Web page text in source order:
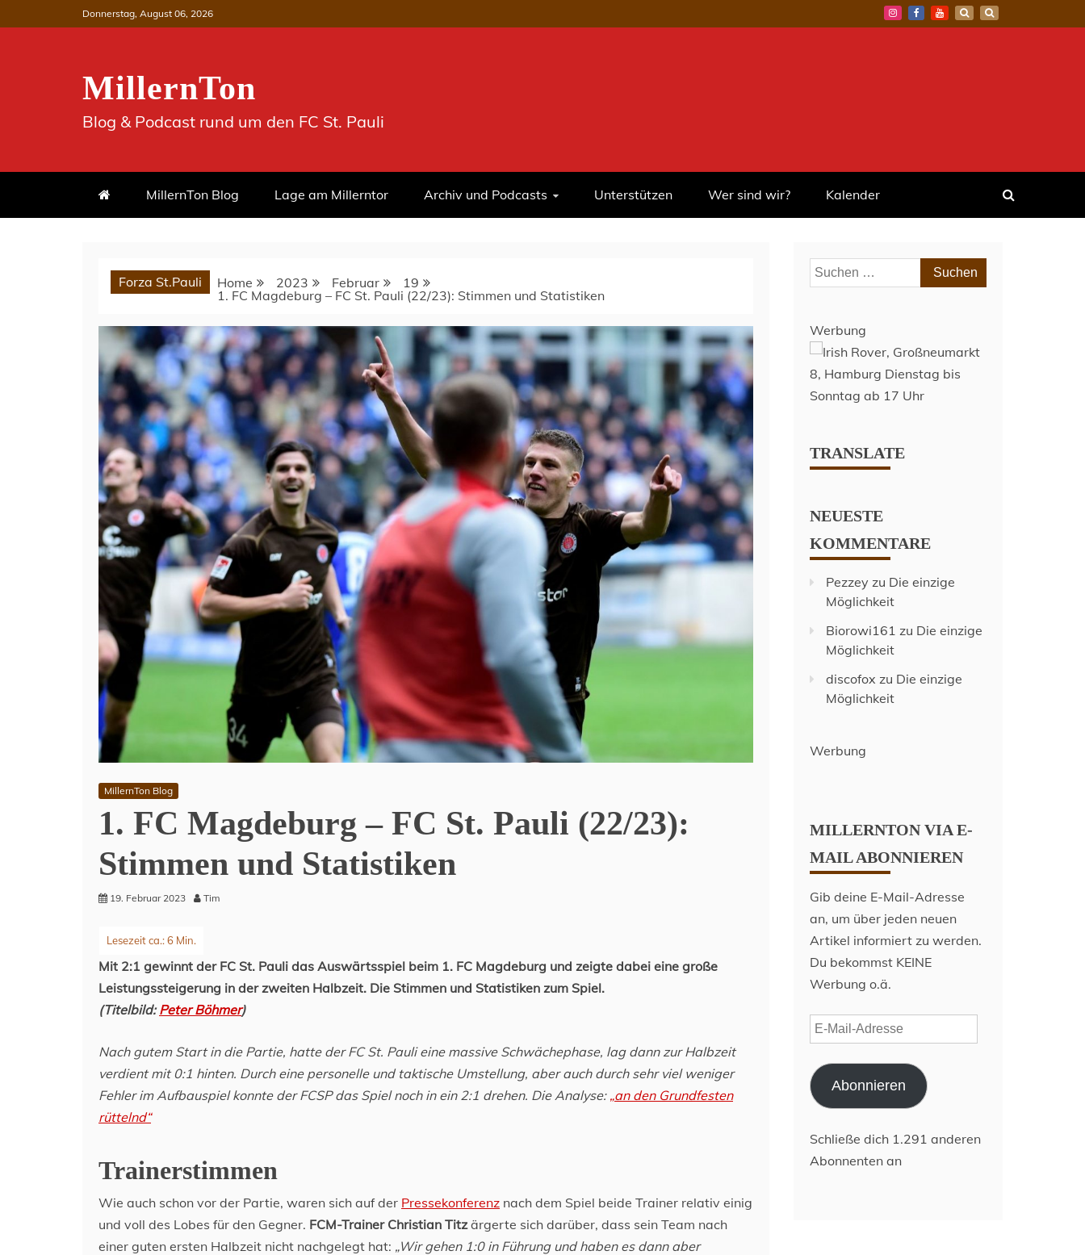
to
Donnerstag, August 06, 2026
MillernTon
Blog & Podcast rund um den FC St. Pauli
MillernTon Blog Lage am Millerntor Archiv und Podcasts Unterstützen Wer sind wir? Kalender
Forza St.Pauli Home 2023 Februar
19
1. FC Magdeburg – FC St. Pauli (22/23): Stimmen und Statistiken
MillernTon Blog
1. FC Magdeburg – FC St. Pauli (22/23):
Stimmen und Statistiken
19. Februar 2023 Tim
Mit 2:1 gewinnt der FC St. Pauli das Auswärtsspiel beim 1. FC Magdeburg und zeigte dabei eine große
Leistungssteigerung in der zweiten Halbzeit. Die Stimmen und Statistiken zum Spiel.
(Titelbild:Peter Böhmer)
Nach gutem Start in die Partie, hatte der FC St. Pauli eine massive Schwächephase, lag dann zur Halbzeit
verdient mit 0:1 hinten. Durch eine personelle und taktische Umstellung, aber auch durch sehr viel weniger
Fehler im Aufbauspiel konnte der FCSP das Spiel noch in ein 2:1 drehen. Die Analyse: „an den Grundfesten
rüttelnd“
Trainerstimmen
Wie auch schon vor der Partie, waren sich auf der Pressekonferenz nach dem Spiel beide Trainer relativ einig
und voll des Lobes für den Gegner. FCM-Trainer Christian Titzärgerte sich darüber, dass sein Team nach
einer guten ersten Halbzeit nicht nachgelegt hat: „Wir gehen 1:0 in Führung und haben es dann aber
Suchen
nach:
Werbung
TRANSLATE
NEUESTE
KOMMENTARE
Pezzey zu Die einzige
Möglichkeit
Biorowi161 zu Die einzige
Möglichkeit
discofox zu Die einzige
Möglichkeit
Werbung
MILLERNTON VIA E-
MAIL ABONNIEREN
Gib deine E-Mail-Adresse
an, um über jeden neuen
Artikel informiert zu werden.
Du bekommst KEINE
Werbung o.ä.
E-
Mail-
Adresse
Abonnieren
Schließe dich 1.291 anderen
Abonnenten an